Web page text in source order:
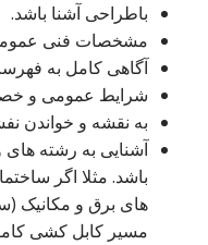
باطراحی آشنا باشد.
مشخصات فنی
آگاهی کامل به
شرایط عمومی و
به نقشه و خواندن
آشنایی به رشته های
باشد. مثلا اگر
های برق و مکانیک
مسیر کابل کشی